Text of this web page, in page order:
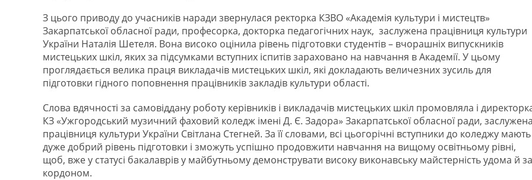
З цього приводу до учасників наради звернулася ректорка КЗВО «Академія культури і мистецтв»
Закарпатської обласної ради, професорка, докторка педагогічних наук, заслужена працівниця культури
України Наталія Шетеля. Вона високо оцінила рівень підготовки студентів – вчорашніх випускників
мистецьких шкіл, яких за підсумками вступних іспитів зараховано на навчання в Академії. У цьому
проглядається велика праця викладачів мистецьких шкіл, які докладають величезних зусиль для
підготовки гідного поповнення працівників закладів культури області.
Слова вдячності за самовіддану роботу керівників і викладачів мистецьких шкіл промовляла і
КЗ «Ужгородський музичний фаховий коледж імені Д. Є. Задора» Закарпатської обласної ради,
працівниця культури України Світлана Стегней. За її словами, всі цьогорічні вступники до коледжу мають
дуже добрий рівень підготовки і зможуть успішно продовжити навчання на вищому освітньому рівні,
щоб, вже у статусі бакалаврів у майбутньому демонструвати високу виконавську майстерність удома й за
кордоном.